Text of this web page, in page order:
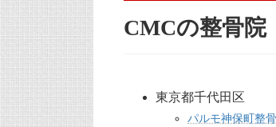
CMCの整骨院
東京都千代田区
パルモ神保町整